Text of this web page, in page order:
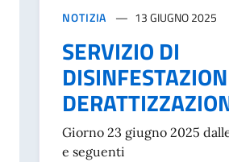
NOTIZIA 13 GIUGNO 2025
SERVIZIO DI
Giorno 23 giugno 2025
e seguenti